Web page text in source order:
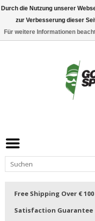
Free Shipping Over € 100
Satisfaction Guarantee
Durch die Nutzung unserer
zur Verbesserung dieser
Für weitere Informationen